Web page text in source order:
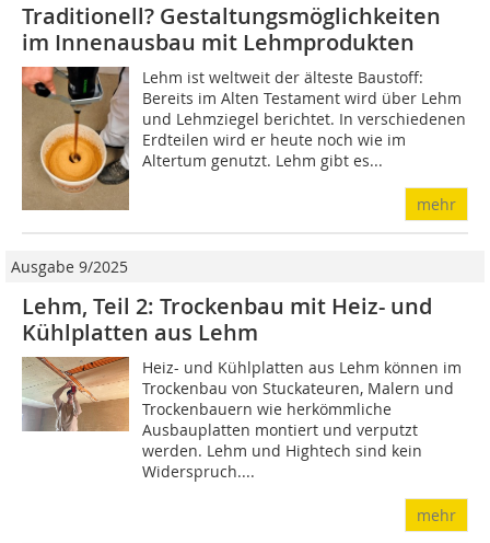
Traditionell? Gestaltungsmöglichkeiten
im Innenausbau mit Lehmprodukten
Lehm ist weltweit der älteste Baustoff:
Bereits im Alten Testament wird über Lehm
und Lehmziegel berichtet. In verschiedenen
Erdteilen wird er heute noch wie im
Altertum genutzt. Lehm gibt es...
mehr
Ausgabe 9/2025
Lehm, Teil 2: Trockenbau mit Heiz- und
Kühlplatten aus Lehm
Heiz- und Kühlplatten aus Lehm können im
Trockenbau von Stuckateuren, Malern und
Trockenbauern wie herkömmliche
Ausbauplatten montiert und verputzt
werden. Lehm und Hightech sind kein
Widerspruch....
mehr